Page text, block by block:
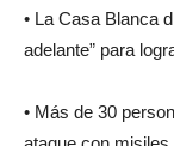
• La Casa Blanca
adelante” para
• Más de 30